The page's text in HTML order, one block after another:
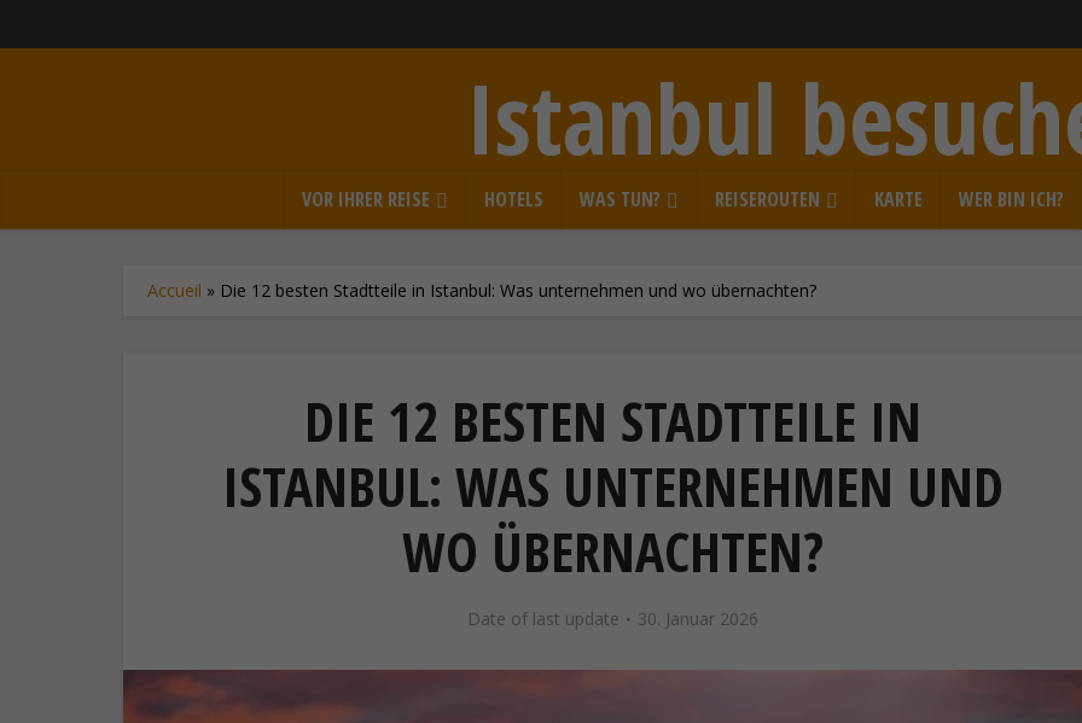
Istanbul
VOR IHRER REISE HOTELS WAS TUN? REISEROUTEN KARTE WER BIN ICH?
Accueil » Die 12 besten Stadtteile in Istanbul: Was unternehmen und wo übernachten?
DIE 12 BESTEN STADTTEILE IN
ISTANBUL: WAS UNTERNEHMEN UND
WO ÜBERNACHTEN?
Date of last update 30. Januar 2026